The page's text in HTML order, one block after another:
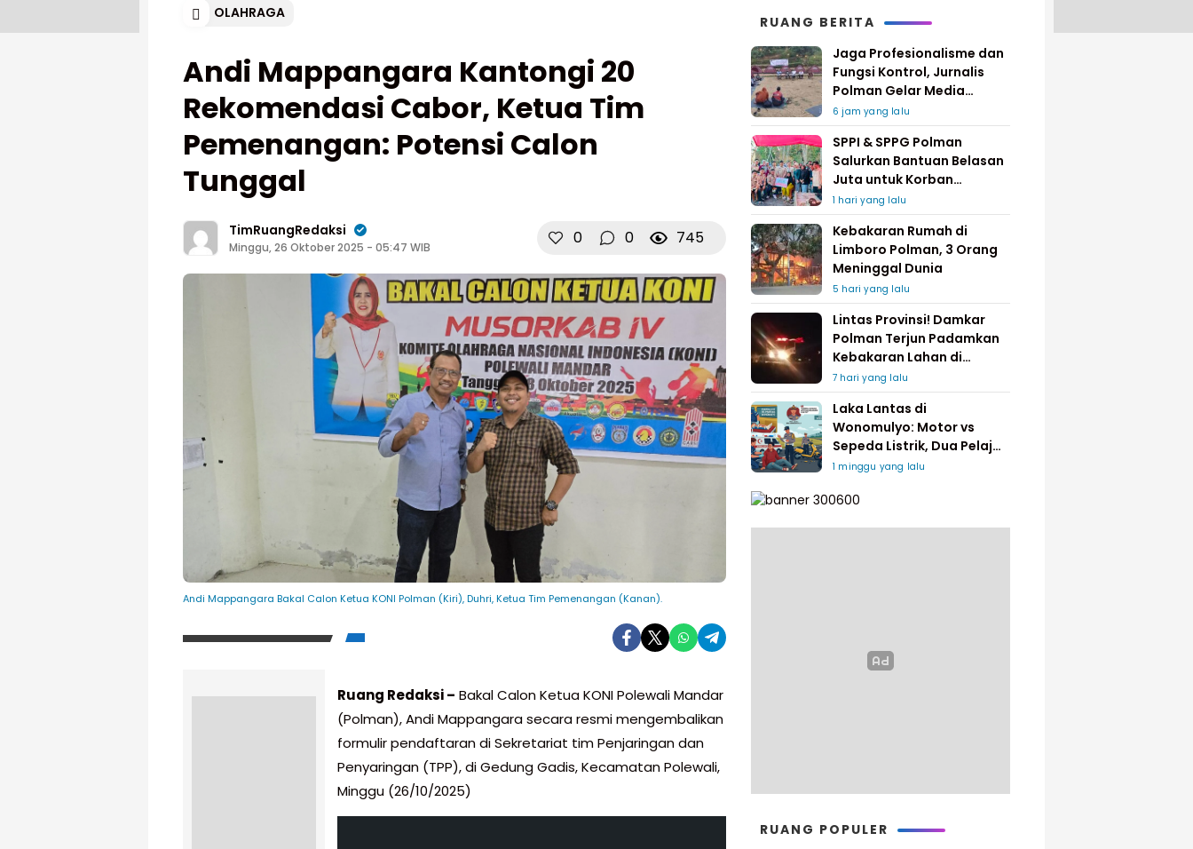
OLAHRAGA
Andi Mappangara Kantongi 20
Rekomendasi Cabor, Ketua Tim
Pemenangan: Potensi Calon
Tunggal
TimRuangRedaksi
Minggu, 26 Oktober 2025 - 05:47 WIB 0 0 745
Andi Mappangara Bakal Calon Ketua KONI Polman (Kiri), Duhri, Ketua Tim Pemenangan (Kanan).
Ruang Redaksi – Bakal Calon Ketua KONI Polewali Mandar
(Polman), Andi Mappangara secara resmi mengembalikan
formulir pendaftaran di Sekretariat tim Penjaringan dan
Penyaringan (TPP), di Gedung Gadis, Kecamatan Polewali,
Minggu (26/10/2025)
RUANG BERITA
Jaga Profesionalisme dan
Fungsi Kontrol, Jurnalis
Polman Gelar Media
Gathering
6 jam yang lalu
SPPI & SPPG Polman
Salurkan Bantuan Belasan
Juta untuk Korban
Kebakaran di Limboro
1 hari yang lalu
Kebakaran Rumah di
Limboro Polman, 3 Orang
Meninggal Dunia
5 hari yang lalu
Lintas Provinsi! Damkar
Polman Terjun Padamkan
Kebakaran Lahan di
Pinrang
7 hari yang lalu
Laka Lantas di
Wonomulyo: Motor vs
Sepeda Listrik, Dua Pelajar
Dilarikan ke Rumah Sakit
1 minggu yang lalu
RUANG POPULER